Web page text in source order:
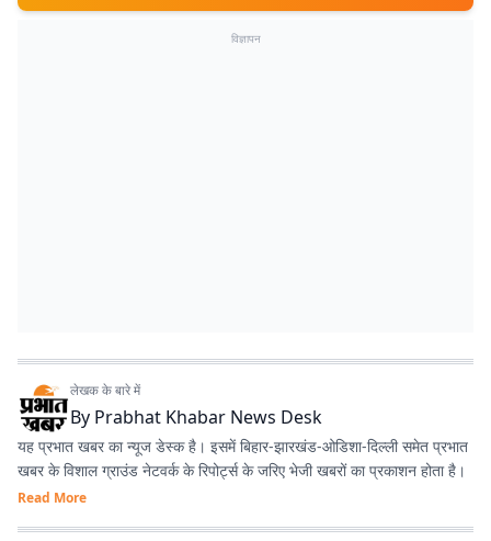
विज्ञापन
लेखक के बारे में
By Prabhat Khabar News Desk
यह प्रभात खबर का न्यूज डेस्क है। इसमें बिहार-झारखंड-ओडिशा-दिल्‍ली समेत प्रभात
खबर के विशाल ग्राउंड नेटवर्क के रिपोर्ट्स के जरिए भेजी खबरों का प्रकाशन होता है।
Read More